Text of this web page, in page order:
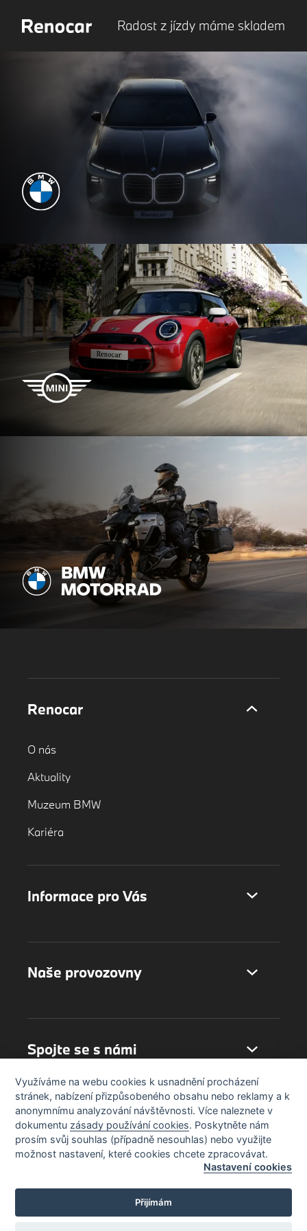
Radost z jízdy máme skladem
Renocar
O nás
Aktuality
Muzeum BMW
Kariéra
Informace pro Vás
Naše provozovny
Spojte se s námi
Využíváme na webu cookies k usnadnění procházení
stránek, nabízení přizpůsobeného obsahu nebo reklamy a k
anonymnímu analyzování návštěvnosti. Více naleznete v
dokumentu zásady používání cookies. Poskytněte nám
prosím svůj souhlas (případně nesouhlas) nebo využijte
možnost nastavení, které cookies chcete zpracovávat.
Nastavení cookies
Přijímám